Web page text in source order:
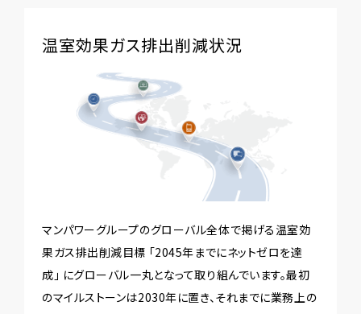
温室効果ガス排出削減状況
マンパワーグループのグローバル全体で掲げる温室効
果ガス排出削減目標 「2045年までにネットゼロを達
成」 にグローバル一丸となって取り組んでいます。最初
のマイルストーンは2030年に置き、それまでに業務上の